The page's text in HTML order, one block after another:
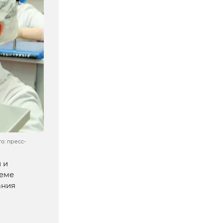
пресс-
и